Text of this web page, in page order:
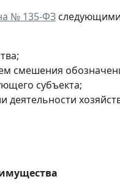
№ 135-ФЗ следующими
смешения
субъекта;